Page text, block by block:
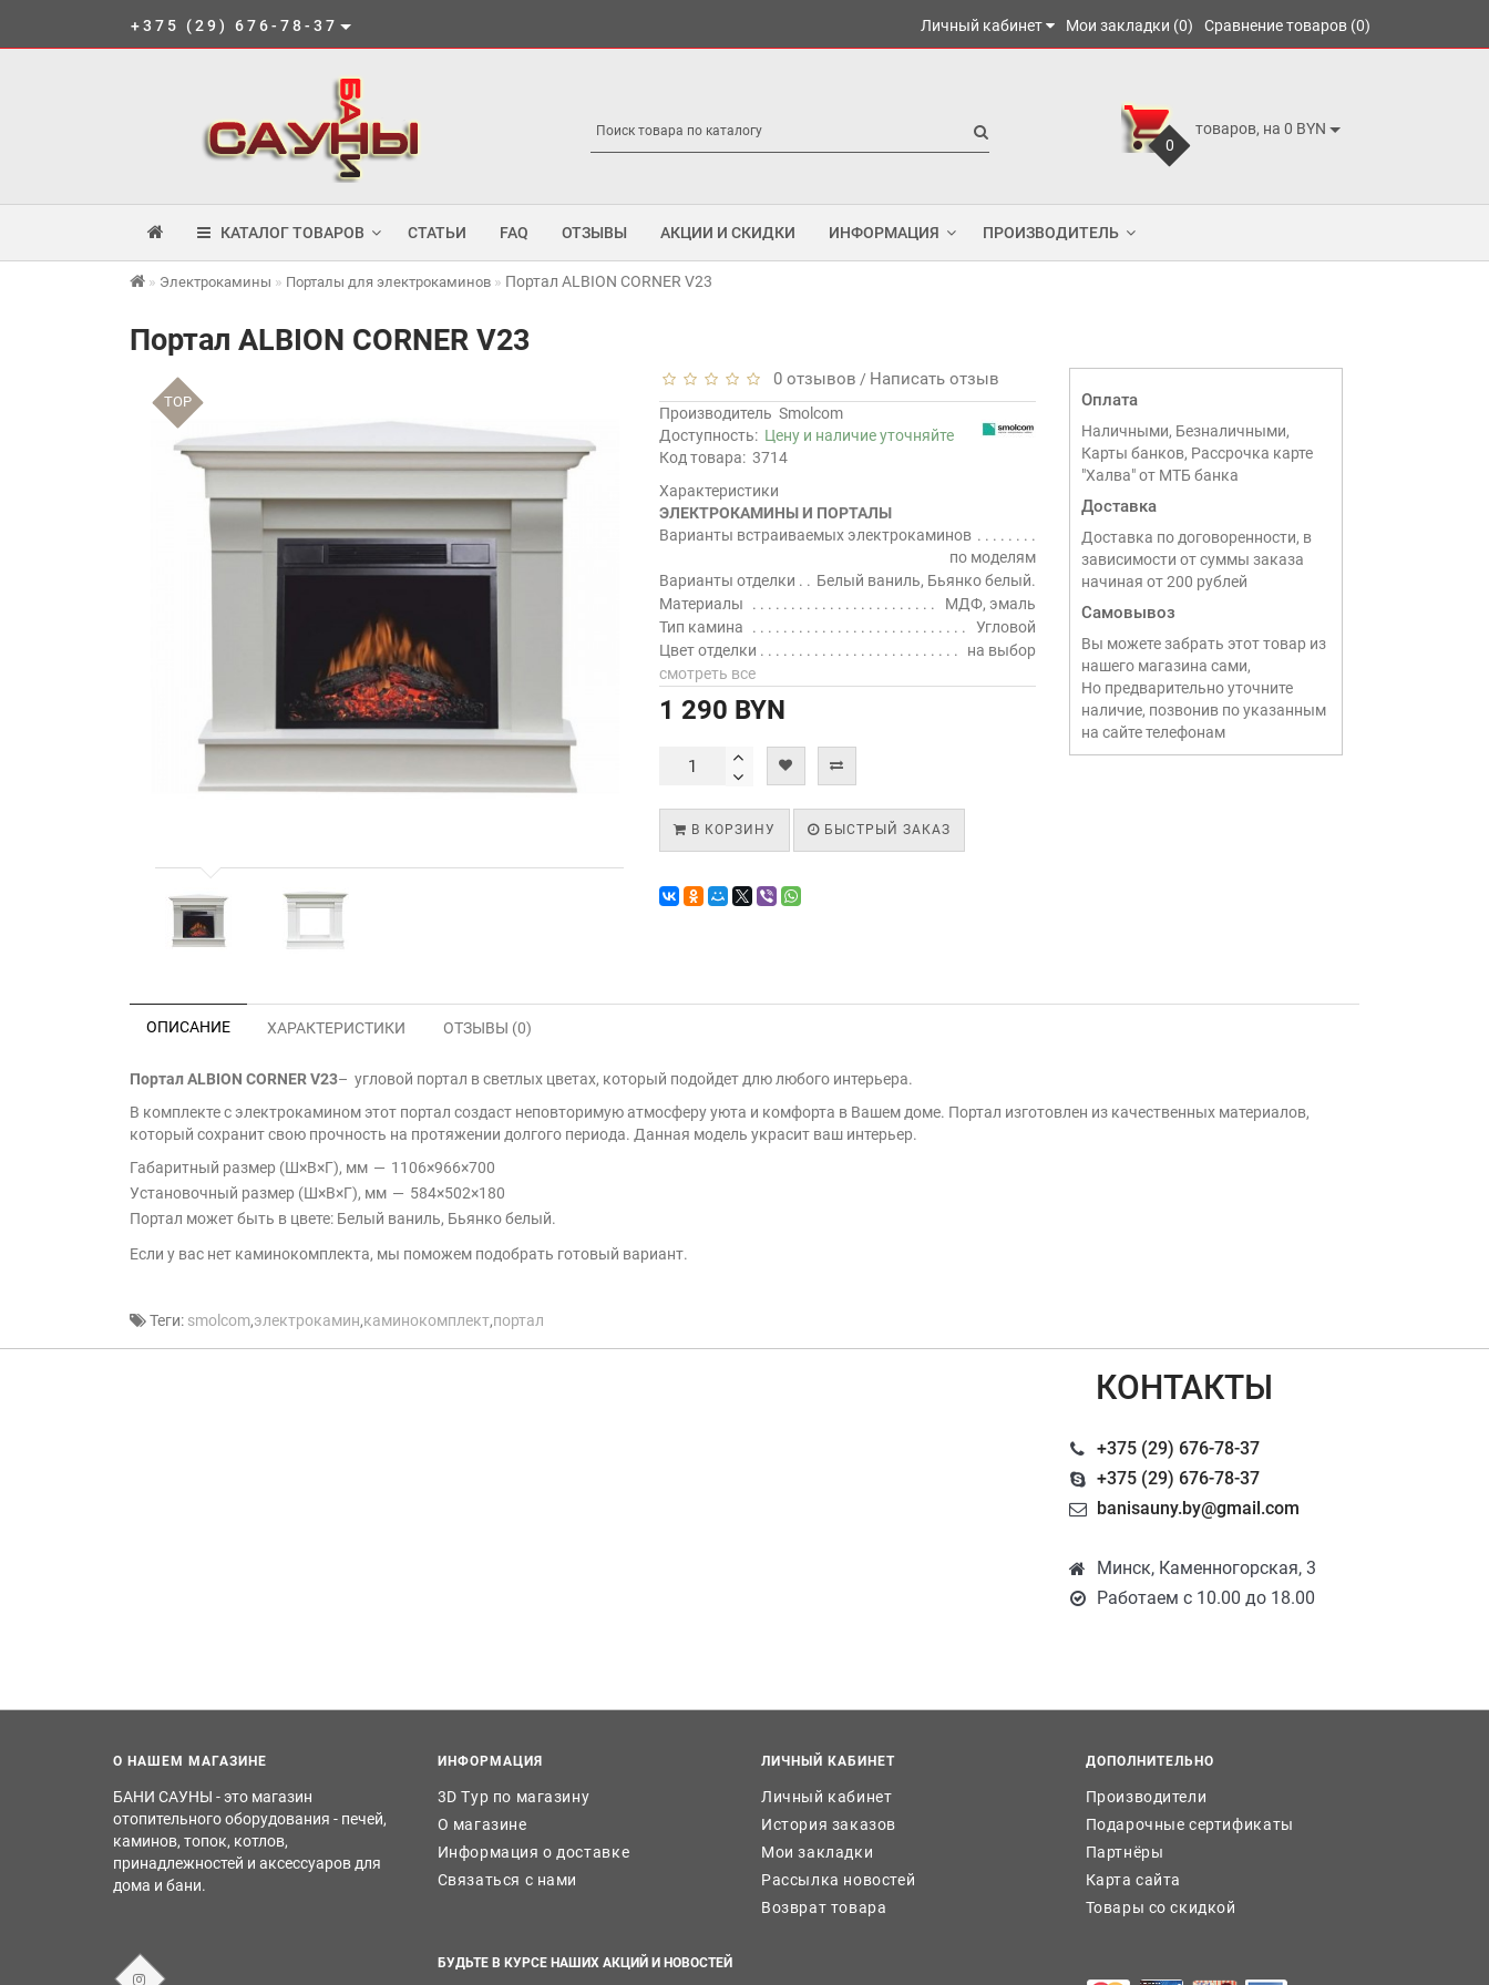
+375 (29) 676-78-37 Личный кабинет Мои закладки (0) Сравнение товаров (0)
0
товаров, на 0 BYN
КАТАЛОГ ТОВАРОВ СТАТЬИ FAQ ОТЗЫВЫ АКЦИИ И СКИДКИ ИНФОРМАЦИЯ ПРОИЗВОДИТЕЛЬ
Электрокамины Порталы для электрокаминов Портал ALBION CORNER V23
Портал ALBION CORNER V23
TOP
0 отзывов / Написать отзыв
Производитель Smolcom
Доступность: Цену и наличие уточняйте
Код товара: 3714
Характеристики
ЭЛЕКТРОКАМИНЫ И ПОРТАЛЫ
Варианты встраиваемых электрокаминов
по моделям
Варианты отделки
Белый ваниль, Бьянко белый.
Материалы
МДФ, эмаль
Тип камина
Угловой
Цвет отделки
на выбор
смотреть все
1 290 BYN
В КОРЗИНУ БЫСТРЫЙ ЗАКАЗ
Оплата
Наличными, Безналичными,
Карты банков, Рассрочка карте
"Халва" от МТБ банка
Доставка
Доставка по договоренности, в
зависимости от суммы заказа
начиная от 200 рублей
Самовывоз
Вы можете забрать этот товар из
нашего магазина сами,
Но предварительно уточните
наличие, позвонив по указанным
на сайте телефонам
ОПИСАНИЕ ХАРАКТЕРИСТИКИ ОТЗЫВЫ (0)
Портал ALBION CORNER V23– угловой портал в светлых цветах, который подойдет длю любого интерьера.
В комплекте с электрокамином этот портал создаст неповторимую атмосферу уюта и комфорта в Вашем доме. Портал изготовлен из качественных материалов,
который сохранит свою прочность на протяжении долгого периода. Данная модель украсит ваш интерьер.
Габаритный размер (Ш×В×Г), мм — 1106×966×700
Установочный размер (Ш×В×Г), мм — 584×502×180
Портал может быть в цвете: Белый ваниль, Бьянко белый.
Если у вас нет каминокомплекта, мы поможем подобрать готовый вариант.
Теги: smolcom,электрокамин,каминокомплект,портал
КОНТАКТЫ
+375 (29) 676-78-37
+375 (29) 676-78-37
banisauny.by@gmail.com
Минск, Каменногорская, 3
Работаем с 10.00 до 18.00
О НАШЕМ МАГАЗИНЕ
БАНИ САУНЫ - это магазин
отопительного оборудования - печей,
каминов, топок, котлов,
принадлежностей и аксессуаров для
дома и бани.
ИНФОРМАЦИЯ
3D Тур по магазину
О магазине
Информация о доставке
Связаться с нами
ЛИЧНЫЙ КАБИНЕТ
Личный кабинет
История заказов
Мои закладки
Рассылка новостей
Возврат товара
ДОПОЛНИТЕЛЬНО
Производители
Подарочные сертификаты
Партнёры
Карта сайта
Товары со скидкой
БУДЬТЕ В КУРСЕ НАШИХ АКЦИЙ И НОВОСТЕЙ